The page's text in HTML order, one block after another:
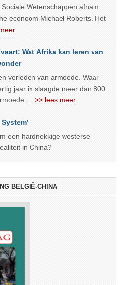
Wetenschappen afnam
econoom Michael Roberts. Het
Wat Afrika kan leren van
verleden van armoede. Waar
jaar in slaagde meer dan 800
… >> lees meer
een hardnekkige westerse
in China?
BELGIË-CHINA